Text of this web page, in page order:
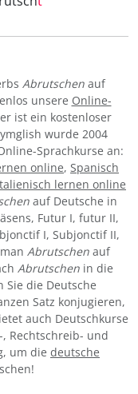
Abrutschen auf
unsere Online-
ist ein kostenloser
wurde 2004
Sprachkurse an:
online, Spanisch
lernen online
auf Deutsche in
Futur I, futur II,
I, Subjonctif II,
Abrutschenauf
Abrutschen in die
Sie die Deutsche
Satz konjugieren,
auch Deutschkurse
Rechtschreib- und
um die deutsche